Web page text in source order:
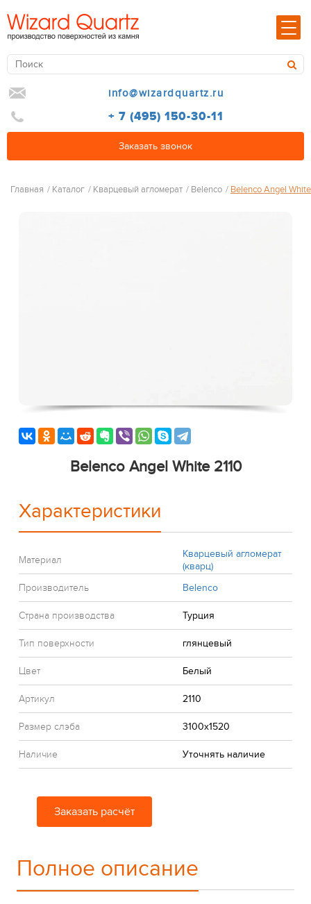
info@wizardquartz.ru
+ 7 (495) 150-30-11
Заказать звонок
Главная / Каталог / Кварцевый агломерат / Belenco / Belenco Angel White
Belenco Angel White 2110
Характеристики
Материал
Кварцевый агломерат
(кварц)
Производитель
Belenco
Страна производства Турция
Тип поверхности глянцевый
Цвет Белый
Артикул 2110
Размер слэба 3100x1520
Наличие Уточнять наличие
Заказать расчёт
Полное описание